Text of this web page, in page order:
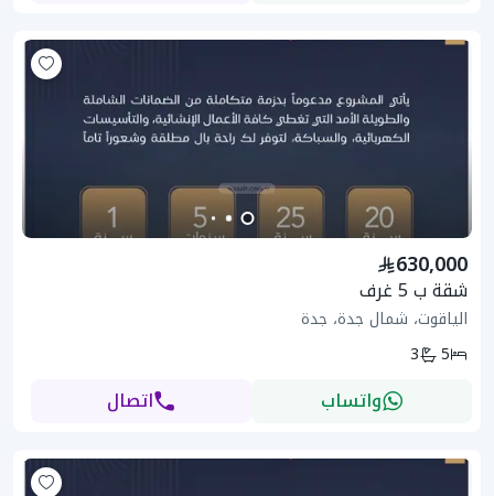
630,000
شقة ب 5 غرف
الياقوت، شمال جدة، جدة
5
3
واتساب اتصال